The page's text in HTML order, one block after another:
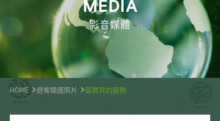
MEDIA
影音媒體
HOME 遊客精選照片 菌寶貝的服務